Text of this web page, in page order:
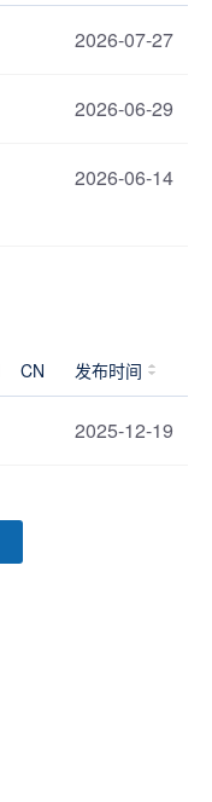
2026-07-27
2026-06-29
2026-06-14
CN 发布时间
2025-12-19